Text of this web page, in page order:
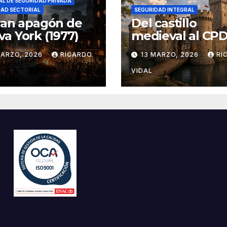
SECTORIAL
apagón de
York (1977)
2026 RICARDO
SEGURIDAD INTEGRAL
Del castillo
medieval al
seguridad por
13 MARZO, 2026
VIDAL